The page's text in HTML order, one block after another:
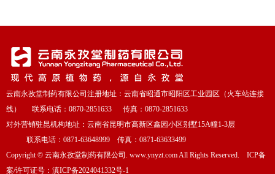
云南永孜堂制药有限公司注册地址：云南省昭通市昭阳区工业园区（火车站连接
线） 联系电话：0870-2851633 传真：0870-2851633
对外营销驻昆机构地址：云南省昆明市高新区鑫园小区别墅15A幢1-3层
联系电话：0871-63648999 传真：0871-63633499
Copyright © 云南永孜堂制药有限公司. www.ynyzt.com All Rights Reserved. ICP备
案/许可证号： 滇ICP备2024041332号-1